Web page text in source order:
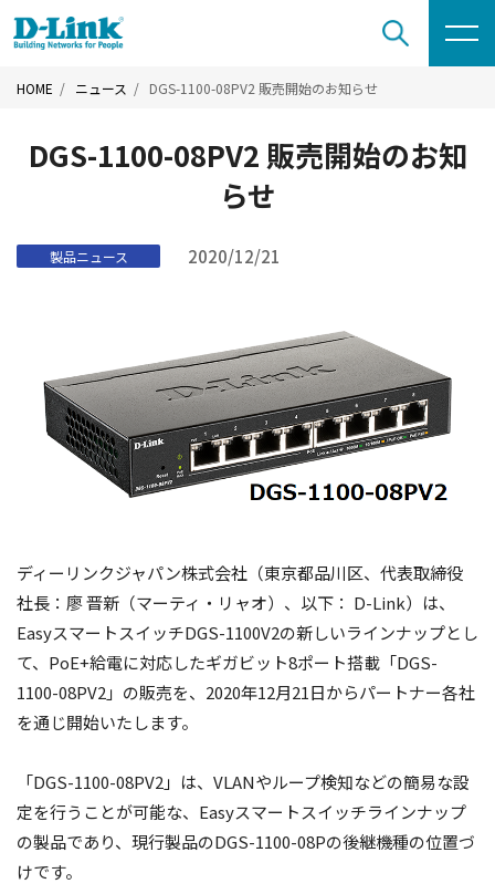
HOME ニュース DGS-1100-08PV2 販売開始のお知らせ
DGS-1100-08PV2 販売開始のお知
らせ
製品ニュース 2020/12/21
ディーリンクジャパン株式会社（東京都品川区、代表取締役
社長：廖 晋新（マーティ・リャオ）、以下： D-Link）は、
EasyスマートスイッチDGS-1100V2の新しいラインナップとし
て、PoE+給電に対応したギガビット8ポート搭載「DGS-
1100-08PV2」の販売を、2020年12月21日からパートナー各社
を通じ開始いたします。
「DGS-1100-08PV2」は、VLANやループ検知などの簡易な設
定を行うことが可能な、Easyスマートスイッチラインナップ
の製品であり、現行製品のDGS-1100-08Pの後継機種の位置づ
けです。